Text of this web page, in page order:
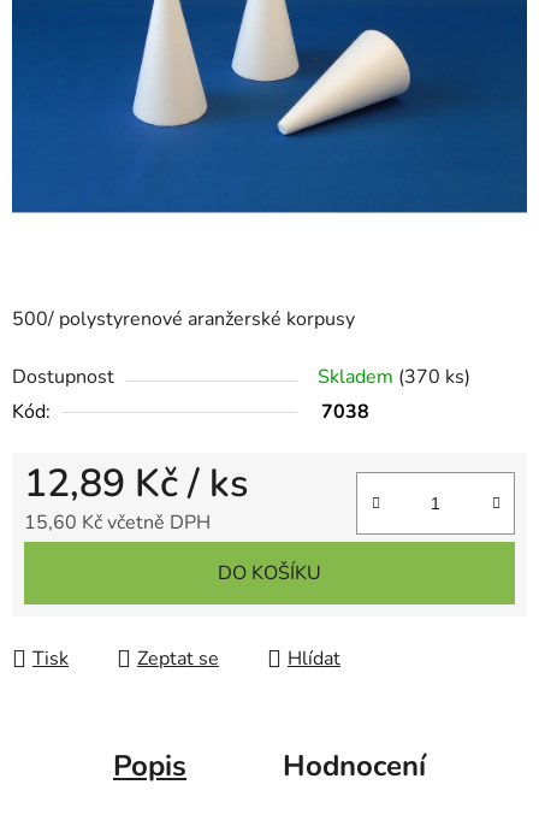
500/ polystyrenové aranžerské korpusy
Dostupnost Skladem (370 ks)
Kód:
7038
12,89 Kč/ ks
15,60 Kč včetně DPH
DO KOŠÍKU
Tisk Zeptat se Hlídat
Popis
Hodnocení